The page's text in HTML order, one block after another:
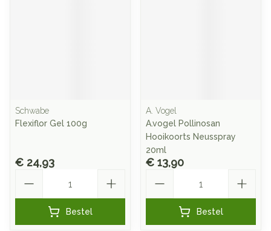
Schwabe
Flexiflor Gel 100g
€ 24,93
Bestel
A. Vogel
A.vogel Pollinosan
Hooikoorts Neusspray
20ml
€ 13,90
Bestel